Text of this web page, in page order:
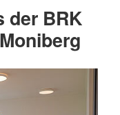
der BRK